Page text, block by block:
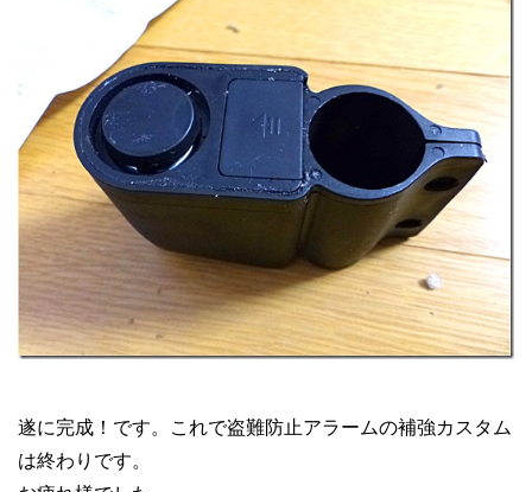
遂に完成！です。これで盗難防止アラームの補強カスタム
は終わりです。